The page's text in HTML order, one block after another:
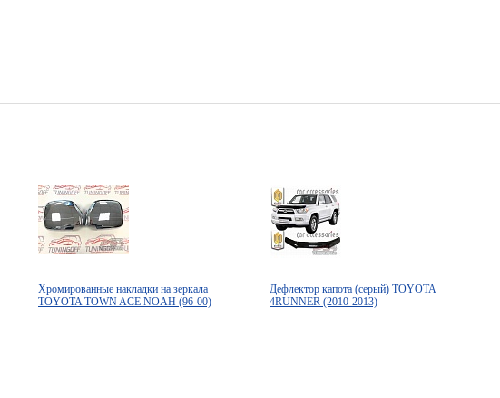
Хромированные накладки на зеркала
TOYOTA TOWN ACE NOAH (96-00)
Дефлектор капота (серый) TOYOTA
4RUNNER (2010-2013)